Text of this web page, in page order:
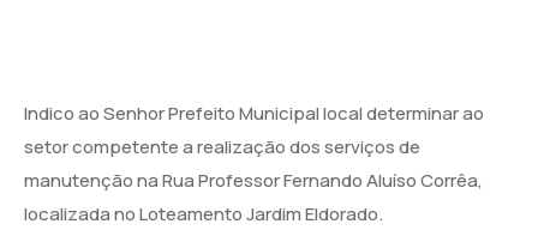
Indico ao Senhor Prefeito Municipal local determinar ao
setor competente a realização dos serviços de
manutenção na Rua Professor Fernando Aluíso Corrêa,
localizada no Loteamento Jardim Eldorado.